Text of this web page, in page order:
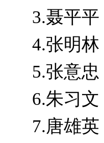
3.聂平平
4.张明林
5.张意忠
6.朱习文
7.唐雄英